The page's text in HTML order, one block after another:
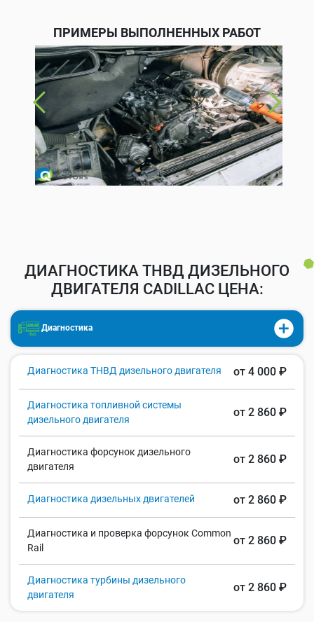
ПРИМЕРЫ ВЫПОЛНЕННЫХ РАБОТ
ДИАГНОСТИКА ТНВД ДИЗЕЛЬНОГО
ДВИГАТЕЛЯ CADILLAC ЦЕНА:
Диагностика
Диагностика ТНВД дизельного двигателя от 4 000 ₽
Диагностика топливной системы
дизельного двигателя
от 2 860 ₽
Диагностика форсунок дизельного
двигателя
от 2 860 ₽
Диагностика дизельных двигателей от 2 860 ₽
Диагностика и проверка форсунок Common
Rail
от 2 860 ₽
Диагностика турбины дизельного
двигателя
от 2 860 ₽